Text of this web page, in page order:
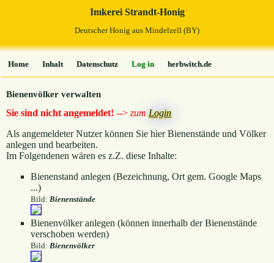
Imkerei Strandt-Honig
Deutscher Honig aus Mindelzell (BY)
Home Inhalt Datenschutz Log in herbwitch.de
Bienenvölker verwalten
Sie sind nicht angemeldet! --> zumLogin
Als angemeldeter Nutzer können Sie hier Bienenstände und Völker
anlegen und bearbeiten.
Im Folgendenen wären es z.Z. diese Inhalte:
Bienenstand anlegen (Bezeichnung, Ort gem. Google Maps
...)
Bild: Bienenstände
Bienenvölker anlegen (können innerhalb der Bienenstände
verschoben werden)
Bild: Bienenvölker